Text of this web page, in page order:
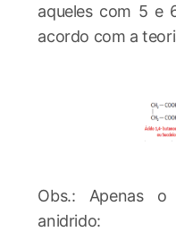
aqueles com 5 e
acordo com a
Obs.: Apenas
anidrido: